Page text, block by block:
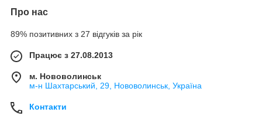
Про нас
89% позитивних з 27 відгуків за рік
Працює з 27.08.2013
м. Нововолинськ
м-н Шахтарський, 29, Нововолинськ, Україна
Контакти